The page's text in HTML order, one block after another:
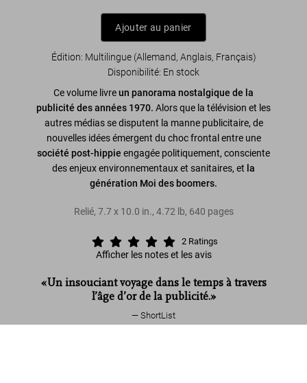
Ajouter au panier
Édition: Multilingue (Allemand, Anglais, Français)
Disponibilité: En stock
Ce volume livreun panorama nostalgique de la
publicité des années 1970. Alors que la télévision et les
autres médias se disputent la manne publicitaire, de
nouvelles idées émergent du choc frontal entre une
société post-hippie engagée politiquement, consciente
des enjeux environnementaux et sanitaires, et la
génération Moi des boomers.
Relié, 7.7 x 10.0 in., 4.72 lb, 640 pages
2 Ratings
Afficher les notes et les avis
«Un insouciant voyage dans le temps à travers
l’âge d’or de la publicité.»
ShortList